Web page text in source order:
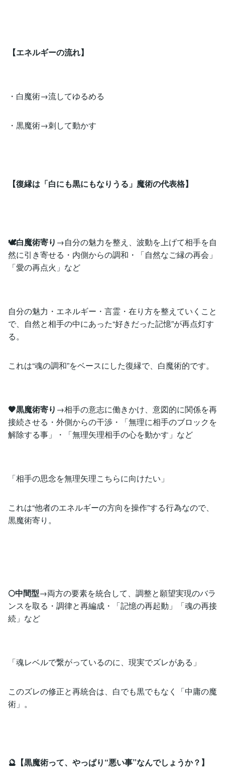
【エネルギーの流れ】
・白魔術→流してゆるめる
・黒魔術→刺して動かす
【復縁は「白にも黒にもなりうる」魔術の代表格】
🕊️白魔術寄り →自分の魅力を整え、波動を上げて相手を自
然に引き寄せる・内側からの調和・「自然なご縁の再会」
「愛の再点火」など
自分の魅力・エネルギー・言霊・在り方を整えていくこと
で、自然と相手の中にあった“好きだった記憶”が再点灯す
る。
これは“魂の調和”をベースにした復縁で、白魔術的です。
🖤黒魔術寄り →相手の意志に働きかけ、意図的に関係を再
接続させる・外側からの干渉・「無理に相手のブロックを
解除する事」・「無理矢理相手の心を動かす」など
「相手の思念を無理矢理こちらに向けたい」
これは“他者のエネルギーの方向を操作”する行為なので、
黒魔術寄り。
🌕中間型→両方の要素を統合して、調整と願望実現のバラ
ンスを取る・調律と再編成・「記憶の再起動」「魂の再接
続」など
「魂レベルで繋がっているのに、現実でズレがある」
このズレの修正と再統合は、白でも黒でもなく「中庸の魔
術」。
🔮【黒魔術って、やっぱり“悪い事”なんでしょうか？】